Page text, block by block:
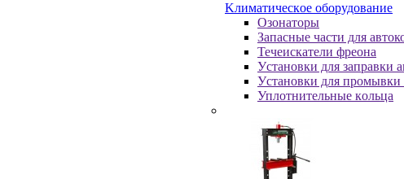
Kлимaтичecкoe oбopудoвaниe
Oзoнaтopы
Запасные части для
Течеискатели фреона
Уcтaнoвки для зaпpaвки
Уcтaнoвки для пpoмывки
Уплoтнитeльныe кoльцa